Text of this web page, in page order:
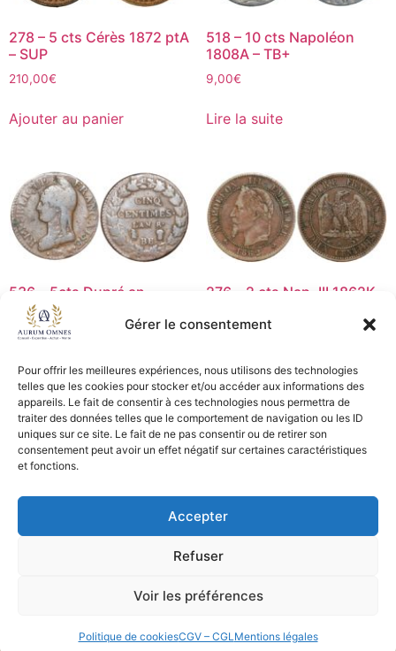
Gérer le consentement
Pour offrir les meilleures expériences, nous utilisons des technologies
telles que les cookies pour stocker et/ou accéder aux informations des
appareils. Le fait de consentir à ces technologies nous permettra de
traiter des données telles que le comportement de navigation ou les ID
uniques sur ce site. Le fait de ne pas consentir ou de retirer son
consentement peut avoir un effet négatif sur certaines caractéristiques
et fonctions.
Accepter
Refuser
Voir les préférences
Politique de cookiesCGV – CGLMentions légales
278 – 5 cts Cérès 1872 ptA
– SUP
210,00€
Ajouter au panier
518 – 10 cts Napoléon
1808A – TB+
9,00€
Lire la suite
536 – 5cts Dupré an
8/5BB/A g./corne – TB
99,00€
Ajouter au panier
276 – 2 cts Nap. III 1862K –
5,00€
Lire la suite
CGV - CGL
Copyright © 2026 Aurum Omnes